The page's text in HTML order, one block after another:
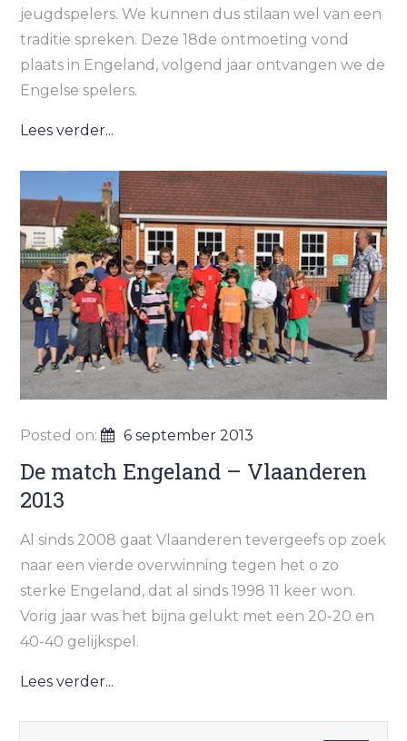
jeugdspelers. We kunnen dus stilaan wel van een
traditie spreken. Deze 18de ontmoeting vond
plaats in Engeland, volgend jaar ontvangen we de
Engelse spelers.
Lees verder...
Posted on: 6 september 2013
De match Engeland – Vlaanderen
2013
Al sinds 2008 gaat Vlaanderen tevergeefs op zoek
naar een vierde overwinning tegen het o zo
sterke Engeland, dat al sinds 1998 11 keer won.
Vorig jaar was het bijna gelukt met een 20-20 en
40-40 gelijkspel.
Lees verder...